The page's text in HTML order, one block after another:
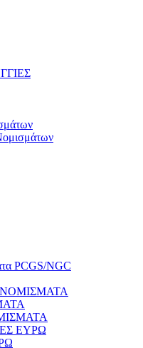
PCGS/NGC
ΕΥΡΩ